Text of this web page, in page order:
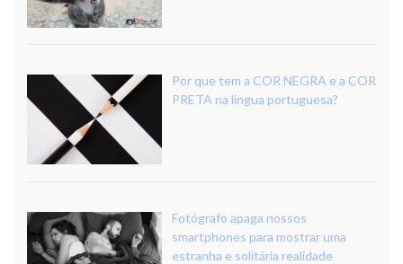
Por que tem a COR NEGRA e a COR
PRETA na língua portuguesa?
Fotógrafo apaga nossos
smartphones para mostrar uma
estranha e solitária realidade